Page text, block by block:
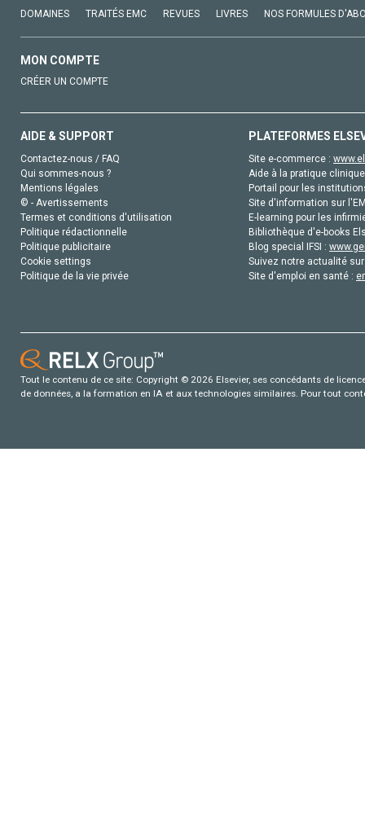
DOMAINES TRAITÉS EMC REVUES LIVRES NOS FORMULES
MON COMPTE
CRÉER UN COMPTE
AIDE & SUPPORT
Contactez-nous / FAQ
Qui sommes-nous ?
Mentions légales
© - Avertissements
Termes et conditions d'utilisation
Politique rédactionnelle
Politique publicitaire
Cookie settings
Politique de la vie privée
PLATEFORMES
Site e-commerce :
Aide à la pratique
Portail pour les
Site d'information sur
E-learning pour les
Bibliothèque d'e-books
Blog special IFSI :
Suivez notre actualité
Site d'emploi en santé :
Tout le contenu de ce site: Copyright © 2026 Elsevier, ses concédants de
de données, a la formation en IA et aux technologies similaires. Pour tout